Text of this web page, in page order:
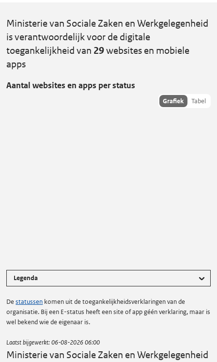
Ministerie van Sociale Zaken en Werkgelegenheid
is verantwoordelijk voor de digitale
toegankelijkheid van 29websites en mobiele
apps
Aantal websites en apps per status
Toon
Grafiek Tabel
Status van toegankelijkheid
Legenda
Destatussen komen uit de toegankelijkheidsverklaringen van de
organisatie. Bij een E-status heeft een site of app géén verklaring, maar is
wel bekend wie de eigenaar is.
Laatst bijgewerkt:06-08-2026 06:00
Ministerie van Sociale Zaken en Werkgelegenheid